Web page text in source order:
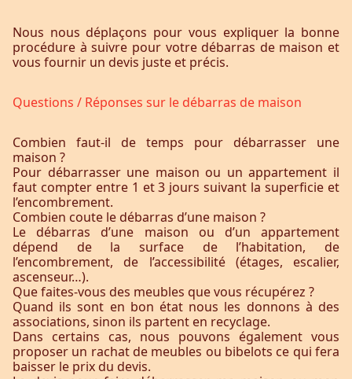
Nous nous déplaçons pour vous expliquer la bonne
procédure à suivre pour votre débarras de maison et
vous fournir un devis juste et précis.
Questions / Réponses sur le débarras de maison
Combien faut-il de temps pour débarrasser une
maison ?
Pour débarrasser une maison ou un appartement il
faut compter entre 1 et 3 jours suivant la superficie et
l’encombrement.
Combien coute le débarras d’une maison ?
Le débarras d’une maison ou d’un appartement
dépend de la surface de l’habitation, de
l’encombrement, de l’accessibilité (étages, escalier,
ascenseur…).
Que faites-vous des meubles que vous récupérez ?
Quand ils sont en bon état nous les donnons à des
associations, sinon ils partent en recyclage.
Dans certains cas, nous pouvons également vous
proposer un rachat de meubles ou bibelots ce qui fera
baisser le prix du devis.